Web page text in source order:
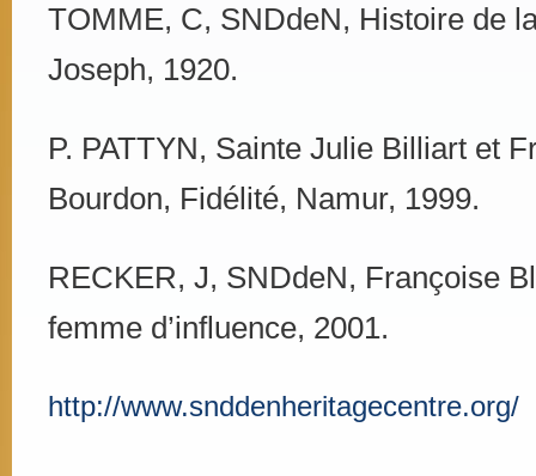
TOMME, C, SNDdeN, Histoire de
Joseph, 1920.
P. PATTYN, Sainte Julie Billiart et
Bourdon, Fidélité, Namur, 1999.
RECKER, J, SNDdeN, Françoise
femme d’influence, 2001.
http://www.snddenheritagecentre.org/